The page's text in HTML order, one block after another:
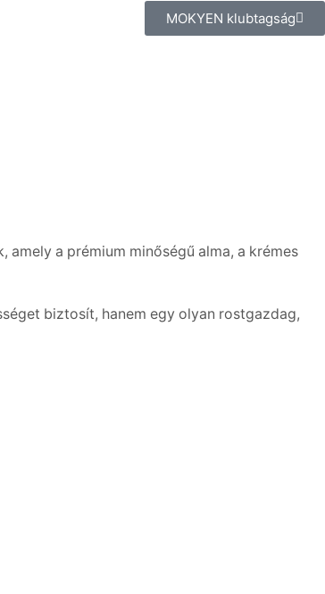
MOKYEN klubtagság
a prémium minőségű alma, a krémes
biztosít, hanem egy olyan rostgazdag,